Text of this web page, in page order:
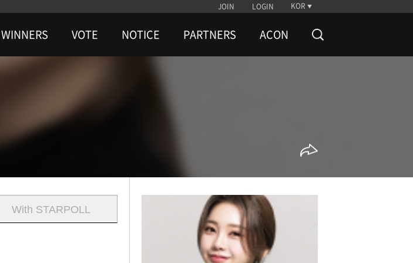
JOIN LOGIN KOR
WINNERS VOTE NOTICE PARTNERS ACON
With STARPOLL